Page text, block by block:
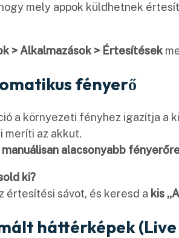
mely appok küldhetnek
> Alkalmazások > Értesítések
fényerő
a környezeti fényhez igazítja a
meríti az akkut.
manuálisan alacsonyabb
ki?
értesítési sávot, és keresd a kis
háttérképek